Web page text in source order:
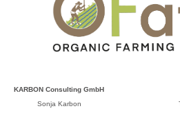
KARBON Consulting GmbH
Sonja Karbon